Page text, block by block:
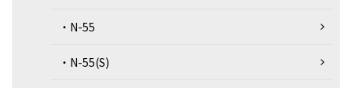
・N-55
・N-55(S)